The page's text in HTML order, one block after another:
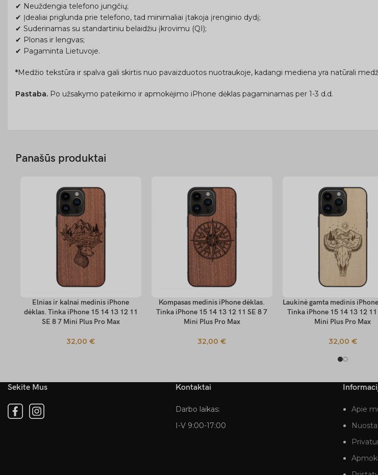
✔ Neuždengia telefono jungčių;
✔ Įdealiai priglunda prie telefono, tad minimaliai įtakoja įrenginio dydį;
✔ Suderinamas su standartiniu belaidžiu įkrovimu (QI);
✔ Plonas ir lengvas;
✔ Pagaminta Lietuvoje.
*Medžio tekstūra ir spalva gali skirtis nuo pavaizduotos nuotraukoje, kadangi mediena yra natūrali
Pastaba. Po užsakymo pateikimo ir apmokėjimo iPhone dėklas pagaminamas per 1-3 d.d.
Panašūs produktai
PASIRINKTI SAVYBES
Elnias ir kalnai medinis iPhone
dėklas. Tinka iPhone 15 14 13 12 11
SE 8 7 Mini Plus Pro Max
32,00€
PASIRINKTI SAVYBES
Kompasas medinis iPhone dėklas.
Tinka iPhone 15 14 13 12 11 SE 8 7
Mini Plus Pro Max
32,00€
PASIRINKTI SAVYBES
Laukinė gamta medinis
Tinka iPhone 15 14 13 12 11
Mini Plus Pro Max
32,00 €
Sekite Mus Kontaktai
Darbo laikas:
I-V 9:00-17:00
Apie